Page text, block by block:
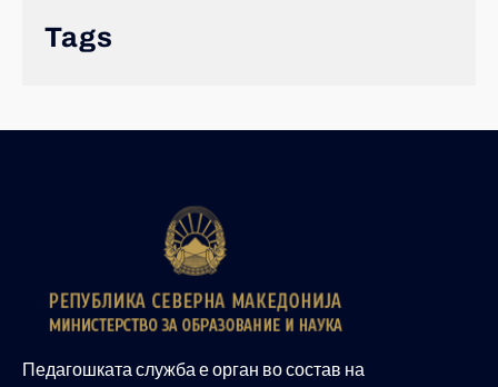
Tags
Педагошката служба е орган во состав на